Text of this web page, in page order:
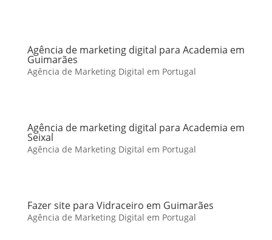
Agência de marketing digital para Academia em
Guimarães
Agência de Marketing Digital em Portugal
Agência de marketing digital para Academia em
Seixal
Agência de Marketing Digital em Portugal
Fazer site para Vidraceiro em Guimarães
Agência de Marketing Digital em Portugal